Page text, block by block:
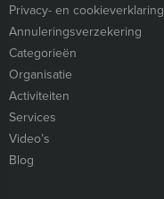
Privacy- en cookieverklaring
Annuleringsverzekering
Categorieën
Organisatie
Activiteiten
Services
Video’s
Blog